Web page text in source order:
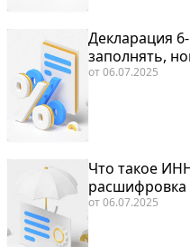
Декларация
заполнять,
от06.07.2025
Что такое
расшифровка
от06.07.2025